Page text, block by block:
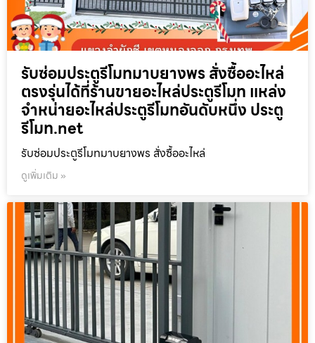
รับซ่อมประตูรีโมทมาบยางพร สั่งซื้ออะไหล่
ตรงรุ่นได้ที่ร้านขายอะไหล่ประตูรีโมท แหล่ง
จำหน่ายอะไหล่ประตูรีโมทอันดับหนึ่ง ประตู
รีโมท.net
รับซ่อมประตูรีโมทมาบยางพร สั่งซื้ออะไหล่
ดูเพิ่มเติม »